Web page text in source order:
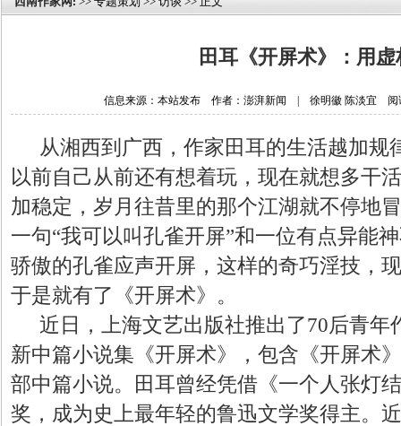
田耳《开屏术》：用
信息来源：本站发布 作者：澎湃新闻 | 徐明徽 陈淡宜 阅
从湘西到广西，作家田耳的生活越加
以前自己从前还有想着玩，现在就想多干
加稳定，岁月往昔里的那个江湖就不停地
一句“我可以叫孔雀开屏”和一位有点异能
骄傲的孔雀应声开屏，这样的奇巧淫技，
于是就有了《开屏术》。
近日，上海文艺出版社推出了70后青年
新中篇小说集《开屏术》，包含《开屏术
部中篇小说。田耳曾经凭借《一个人张灯
奖，成为史上最年轻的鲁迅文学奖得主。